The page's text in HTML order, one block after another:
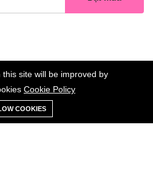
. All Rights Reserved.
Danh sách
yêu thích
site will be improved by
Cookie Policy
COOKIES